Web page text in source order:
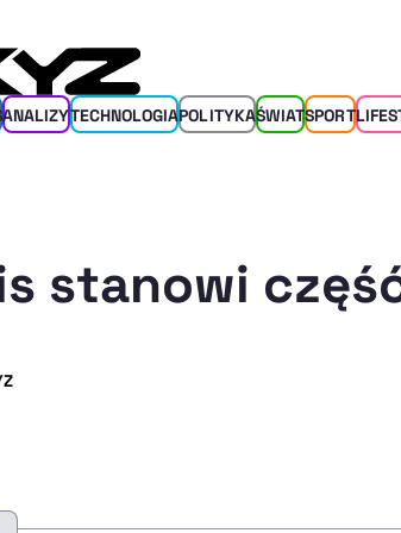
ANALIZYTECHNOLOGIAPOLITYKAŚWIATSPORT
stanowi